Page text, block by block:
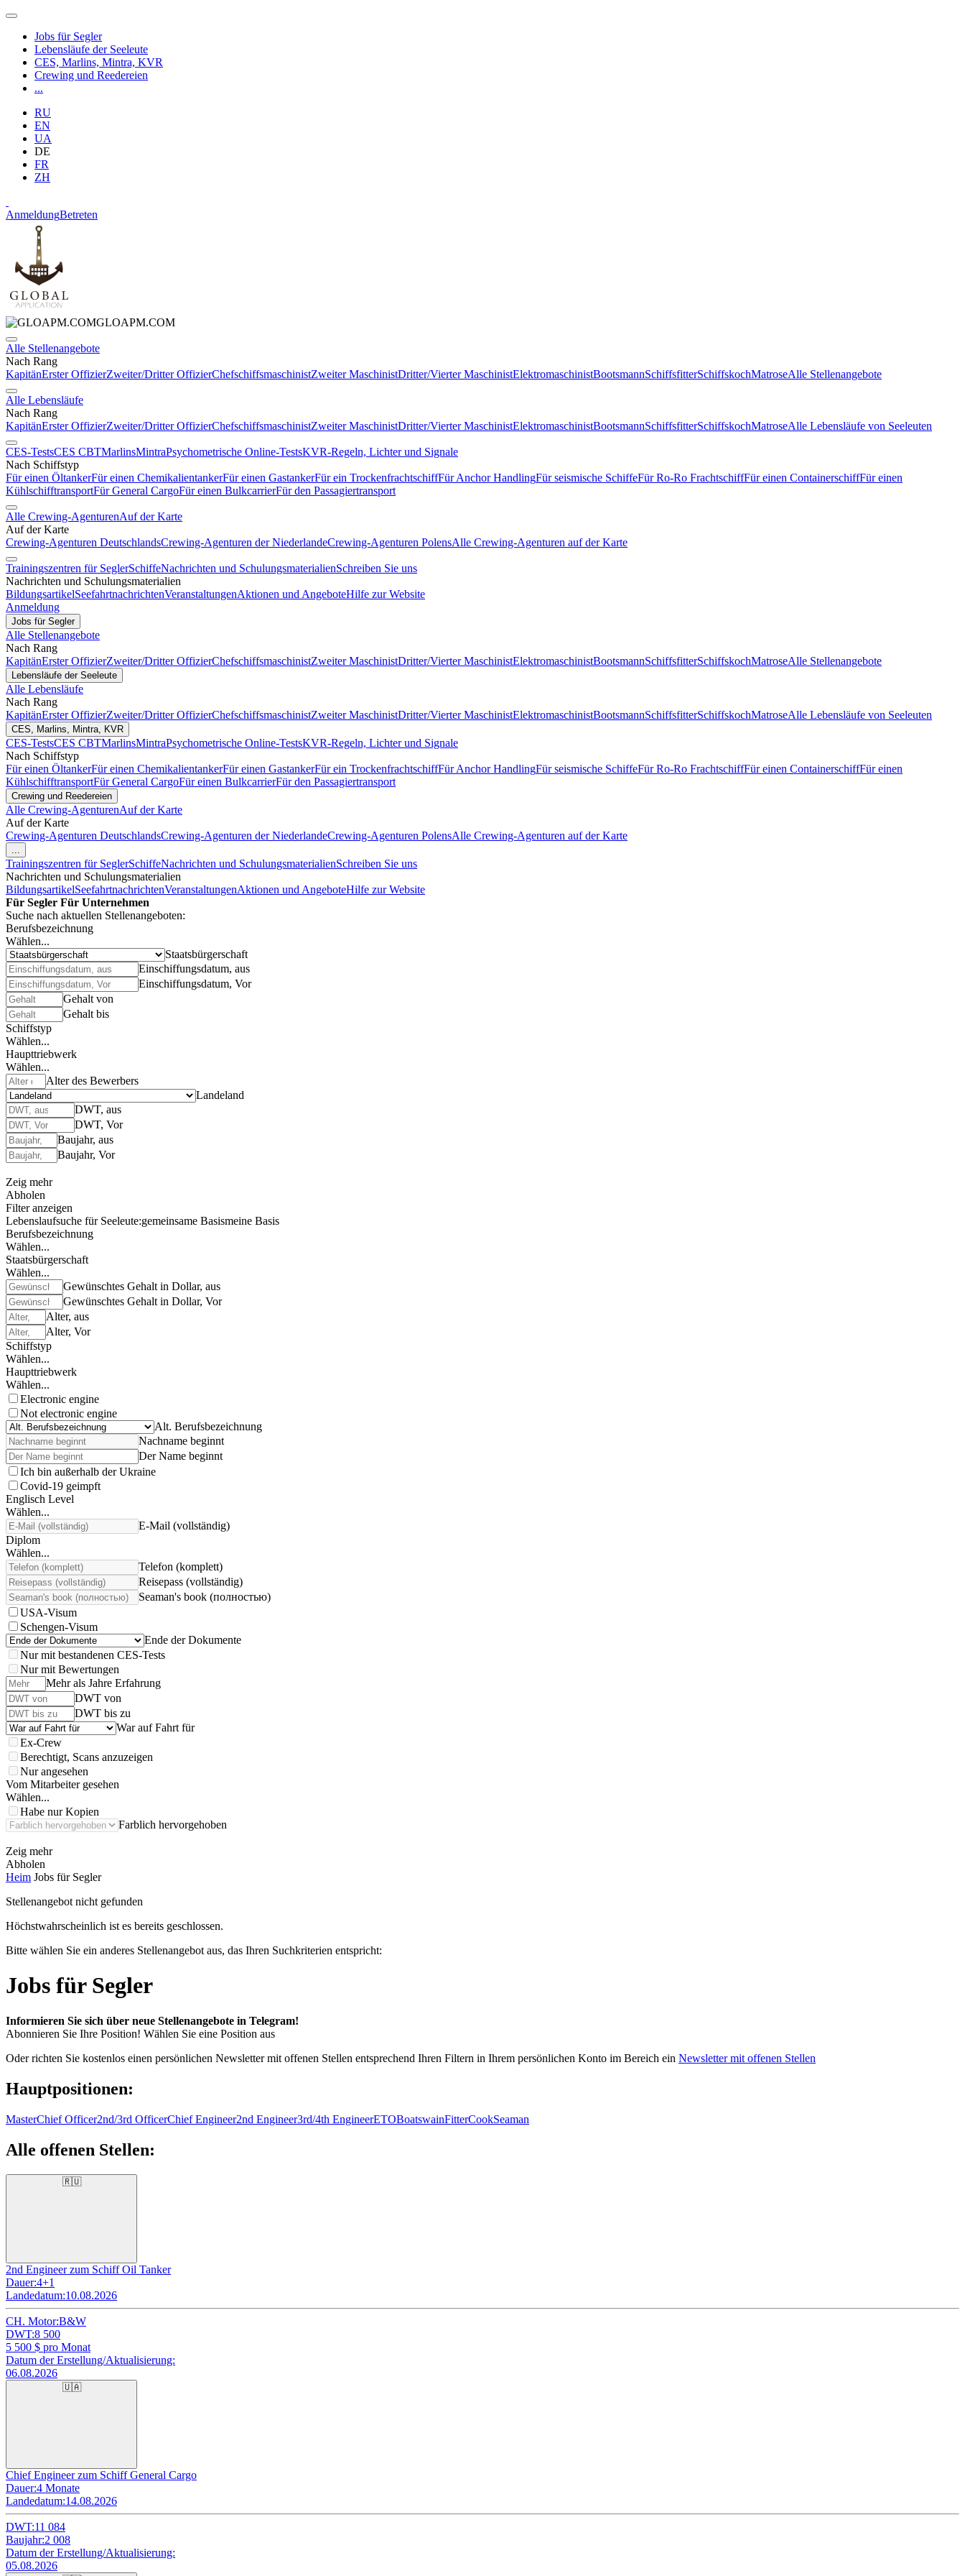
Jobs für Segler
Lebensläufe der Seeleute
CES, Marlins, Mintra, KVR
Crewing und Reedereien
...
RU
EN
UA
DE
FR
ZH
AnmeldungBetreten
GLOAPM.COM
Alle Stellenangebote
Nach Rang
KapitänErster OffizierZweiter/Dritter OffizierChefschiffsmaschinistZweiter MaschinistDritter/Vierter MaschinistElektromaschinistBootsmannSchiffsfitterSchiffskochMatroseAlle Stellenangebote
Alle Lebensläufe
Nach Rang
KapitänErster OffizierZweiter/Dritter OffizierChefschiffsmaschinistZweiter MaschinistDritter/Vierter MaschinistElektromaschinistBootsmannSchiffsfitterSchiffskochMatroseAlle Lebensläufe von Seeleuten
CES-TestsCES CBTMarlinsMintraPsychometrische Online-TestsKVR-Regeln, Lichter und Signale
Nach Schiffstyp
Für einen ÖltankerFür einen ChemikalientankerFür einen GastankerFür ein TrockenfrachtschiffFür Anchor HandlingFür seismische SchiffeFür Ro-Ro FrachtschiffFür einen ContainerschiffFür einen
KühlschifftransportFür General CargoFür einen BulkcarrierFür den Passagiertransport
Alle Crewing-AgenturenAuf der Karte
Auf der Karte
Crewing-Agenturen DeutschlandsCrewing-Agenturen der NiederlandeCrewing-Agenturen PolensAlle Crewing-Agenturen auf der Karte
Trainingszentren für SeglerSchiffeNachrichten und SchulungsmaterialienSchreiben Sie uns
Nachrichten und Schulungsmaterialien
BildungsartikelSeefahrtnachrichtenVeranstaltungenAktionen und AngeboteHilfe zur Website
Anmeldung
Jobs für Segler
Alle Stellenangebote
Nach Rang
KapitänErster OffizierZweiter/Dritter OffizierChefschiffsmaschinistZweiter MaschinistDritter/Vierter MaschinistElektromaschinistBootsmannSchiffsfitterSchiffskochMatroseAlle Stellenangebote
Lebensläufe der Seeleute
Alle Lebensläufe
Nach Rang
KapitänErster OffizierZweiter/Dritter OffizierChefschiffsmaschinistZweiter MaschinistDritter/Vierter MaschinistElektromaschinistBootsmannSchiffsfitterSchiffskochMatroseAlle Lebensläufe von Seeleuten
CES, Marlins, Mintra, KVR
CES-TestsCES CBTMarlinsMintraPsychometrische Online-TestsKVR-Regeln, Lichter und Signale
Nach Schiffstyp
Für einen ÖltankerFür einen ChemikalientankerFür einen GastankerFür ein TrockenfrachtschiffFür Anchor HandlingFür seismische SchiffeFür Ro-Ro FrachtschiffFür einen ContainerschiffFür einen
KühlschifftransportFür General CargoFür einen BulkcarrierFür den Passagiertransport
Crewing und Reedereien
Alle Crewing-AgenturenAuf der Karte
Auf der Karte
Crewing-Agenturen DeutschlandsCrewing-Agenturen der NiederlandeCrewing-Agenturen PolensAlle Crewing-Agenturen auf der Karte
...
Trainingszentren für SeglerSchiffeNachrichten und SchulungsmaterialienSchreiben Sie uns
Nachrichten und Schulungsmaterialien
BildungsartikelSeefahrtnachrichtenVeranstaltungenAktionen und AngeboteHilfe zur Website
Für Segler Für Unternehmen
Suche nach aktuellen Stellenangeboten:
Berufsbezeichnung
Wählen...
Staatsbürgerschaft
Einschiffungsdatum, aus
Einschiffungsdatum, Vor
Gehalt von
Gehalt bis
Schiffstyp
Wählen...
Haupttriebwerk
Wählen...
Alter des Bewerbers
Landeland
DWT, aus
DWT, Vor
Baujahr, aus
Baujahr, Vor
Zeig mehr
Abholen
Filter anzeigen
Lebenslaufsuche für Seeleute:gemeinsame Basismeine Basis
Berufsbezeichnung
Wählen...
Staatsbürgerschaft
Wählen...
Gewünschtes Gehalt in Dollar, aus
Gewünschtes Gehalt in Dollar, Vor
Alter, aus
Alter, Vor
Schiffstyp
Wählen...
Haupttriebwerk
Wählen...
Electronic engine
Not electronic engine
Alt. Berufsbezeichnung
Nachname beginnt
Der Name beginnt
Ich bin außerhalb der Ukraine
Covid-19 geimpft
Englisch Level
Wählen...
E-Mail (vollständig)
Diplom
Wählen...
Telefon (komplett)
Reisepass (vollständig)
Seaman's book (полностью)
USA-Visum
Schengen-Visum
Ende der Dokumente
Nur mit bestandenen CES-Tests
Nur mit Bewertungen
Mehr als Jahre Erfahrung
DWT von
DWT bis zu
War auf Fahrt für
Ex-Crew
Berechtigt, Scans anzuzeigen
Nur angesehen
Vom Mitarbeiter gesehen
Wählen...
Habe nur Kopien
Farblich hervorgehoben
Zeig mehr
Abholen
Heim Jobs für Segler
Stellenangebot nicht gefunden
Höchstwahrscheinlich ist es bereits geschlossen.
Bitte wählen Sie ein anderes Stellenangebot aus, das Ihren Suchkriterien entspricht:
Jobs für Segler
Informieren Sie sich über neue Stellenangebote in Telegram!
Abonnieren Sie Ihre Position! Wählen Sie eine Position aus
Oder richten Sie kostenlos einen persönlichen Newsletter mit offenen Stellen entsprechend Ihren Filtern in Ihrem persönlichen Konto im Bereich ein Newsletter mit offenen Stellen
Hauptpositionen:
MasterChief Officer2nd/3rd OfficerChief Engineer2nd Engineer3rd/4th EngineerETOBoatswainFitterCookSeaman
Alle offenen Stellen:
🇷🇺
2nd Engineer zum Schiff Oil Tanker
Dauer:4+1
Landedatum:10.08.2026
CH. Motor:B&W
DWT:8 500
5 500 $ pro Monat
Datum der Erstellung/Aktualisierung:
06.08.2026
🇺🇦
Chief Engineer zum Schiff General Cargo
Dauer:4 Monate
Landedatum:14.08.2026
DWT:11 084
Baujahr:2 008
Datum der Erstellung/Aktualisierung:
05.08.2026